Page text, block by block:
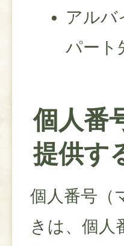
アルバ
パート
個人番
提供す
個人番号（
きは、個人